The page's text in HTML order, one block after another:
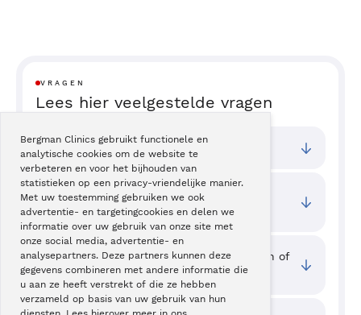
Bergman Clinics gebruikt functionele en
analytische cookies om de website te
verbeteren en voor het bijhouden van
statistieken op een privacy-vriendelijke manier.
Met uw toestemming gebruiken we ook
advertentie- en targetingcookies en delen we
informatie over uw gebruik van onze site met
onze social media, advertentie- en
analysepartners. Deze partners kunnen deze
gegevens combineren met andere informatie die
u aan ze heeft verstrekt of die ze hebben
verzameld op basis van uw gebruik van hun
VRAGEN
Lees hier veelgestelde vragen
Bij welke vestigingen kan ik terecht?
Wat zijn de toegangstijden van deze
behandeling?
Waar kan ik ervaringen van cliënten zien of
mijn ervaring delen?